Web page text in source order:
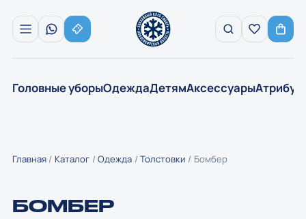
Головные уборыОдеждаДетямАксессуары
Главная Каталог Одежда Толстовки Бомбер
БОМБЕР